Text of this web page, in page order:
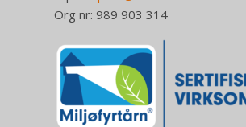
Org nr: 989 903 314